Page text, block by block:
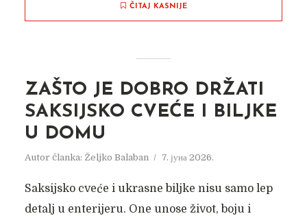
ČITAJ KASNIJE
ZAŠTO JE DOBRO DRŽATI
SAKSIJSKO CVEĆE I BILJKE
U DOMU
Autor članka: Željko Balaban 7. јуна 2026.
Saksijsko cveće i ukrasne biljke nisu samo lep
detalj u enterijeru. One unose život, boju i